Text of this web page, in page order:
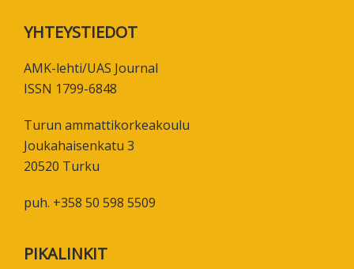
Footer
YHTEYSTIEDOT
AMK-lehti/UAS Journal
ISSN 1799-6848
Turun ammattikorkeakoulu
Joukahaisenkatu 3
20520 Turku
puh. +358 50 598 5509
PIKALINKIT